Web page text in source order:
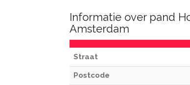
Informatie over pand
Amsterdam
Straat
Postcode